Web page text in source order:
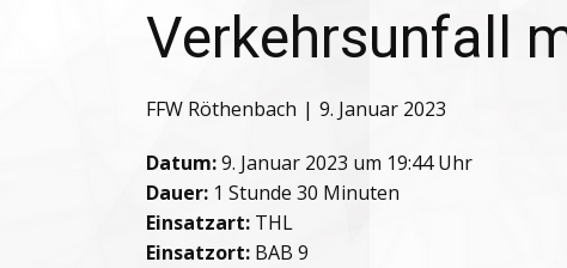
Verkehrsunfall
FFW Röthenbach 9. Januar 2023
Datum:9. Januar 2023 um 19:44 Uhr
Dauer: 1 Stunde 30 Minuten
Einsatzart: THL
Einsatzort: BAB 9